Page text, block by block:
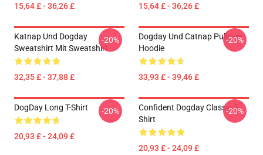
15,64 £ - 36,26 £ 15,64 £ - 36,26 £
Katnap Und Dogday
Sweatshirt Mit Sweatshirt
32,35 £ - 37,88 £
-20%
Dogday Und Catnap Pullover
Hoodie
33,93 £ - 39,46 £
-20%
DogDay Long T-Shirt
20,93 £ - 24,09 £
-20%
Confident Dogday Classic T-
Shirt
20,93 £ - 24,09 £
-20%